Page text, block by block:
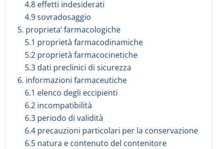
4.8 effetti indesiderati
4.9 sovradosaggio
5. proprieta’ farmacologiche
5.1 proprietà farmacodinamiche
5.2 proprietà farmacocinetiche
5.3 dati preclinici di sicurezza
6. informazioni farmaceutiche
6.1 elenco degli eccipienti
6.2 incompatibilità
6.3 periodo di validità
6.4 precauzioni particolari per la conservazione
6.5 natura e contenuto del contenitore